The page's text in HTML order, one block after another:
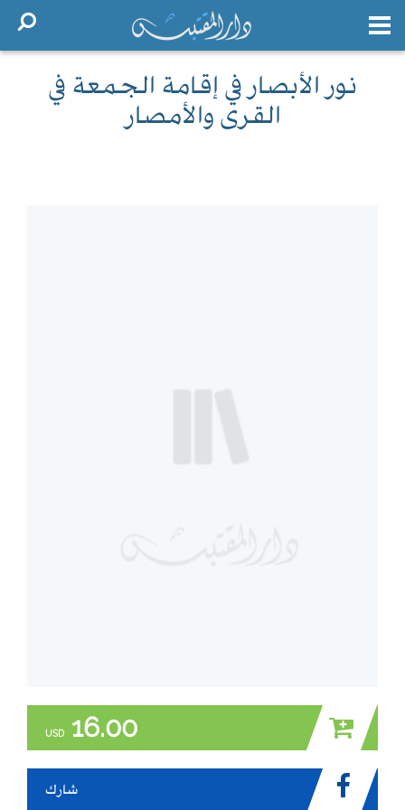
نور الأبصار في إقامة الجمعة في
القرى والأمصار
16.00
USD
شارك